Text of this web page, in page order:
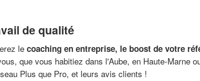
de qualité
le coaching en entreprise, le boost de votre
que vous habitiez dans l'Aube, en Haute-Marne
Plus que Pro, et leurs avis clients !